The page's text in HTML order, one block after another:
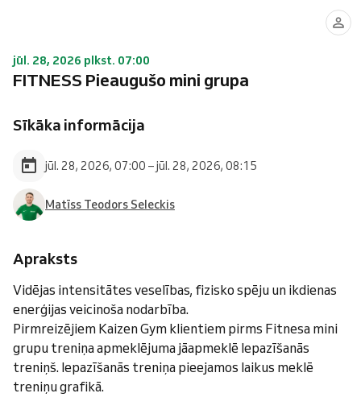
jūl. 28, 2026 plkst. 07:00
FITNESS Pieaugušo mini grupa
Sīkāka informācija
jūl. 28, 2026, 07:00 – jūl. 28, 2026, 08:15
Matīss Teodors Seleckis
Apraksts
Vidējas intensitātes veselības, fizisko spēju un ikdienas
enerģijas veicinoša nodarbība.
Pirmreizējiem Kaizen Gym klientiem pirms Fitnesa mini
grupu treniņa apmeklējuma jāapmeklē Iepazīšanās
treniņš. Iepazīšanās treniņa pieejamos laikus meklē
treniņu grafikā.